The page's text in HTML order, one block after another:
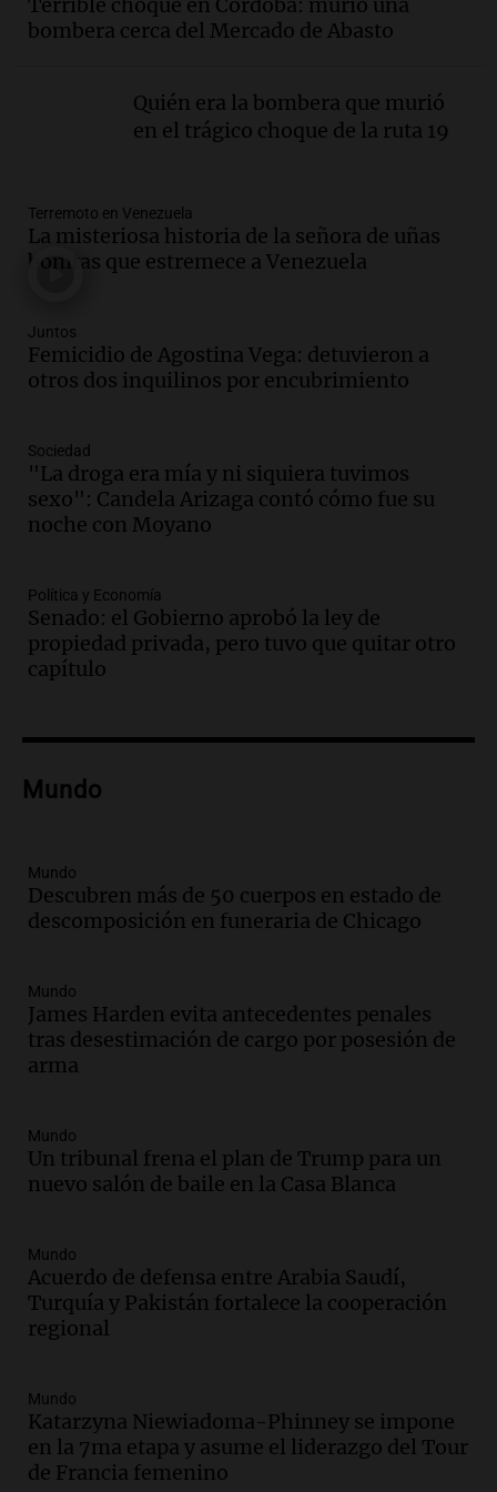
interior, no se aten los rulos | Por
Adrián Simioni
Tras atrincherarse, la intendenta
interina de Villa Santa Cruz del Lago
Episodios
Audio.La justicia investiga una estafa
millonaria a través de una financiera en
Panorama Federal
Episodios
Audio.Cómo serán los desalojos exprés
ley de propiedad privada
Ahora país
Episodios
Audio. Se inaugura la décimo primera
Panorama Federal
Episodios
Audio.Se atrincheró la intendenta
interina de Villa Santa Cruz del Lago
Audio.
Episodios
Audio.La Rioja inicia pago de bonos y
Panorama Federal
Episodios
Audio.Los Tekis presentaron
"Cordillera y Mar" y llenaron de
Juntos
Episodios
Audio.La Expo La Bulaye 2026
Noticias
Episodios
Audio.
Córdoba: destituyeron a la
Juntos
Episodios
Audio.Clases de tango y milonga en la
Confitería El Oriental: una propuesta
bombera cerca del Mercado de Abasto
Quién era la bombera que murió
en el trágico choque de la ruta 19
Terremoto en Venezuela
La misteriosa historia de la señora de uñas
bonitas que estremece a Venezuela
Juntos
Femicidio de Agostina Vega: detuvieron a
otros dos inquilinos por encubrimiento
Sociedad
"La droga era mía y ni siquiera tuvimos
sexo": Candela Arizaga contó cómo fue su
noche con Moyano
Política y Economía
Senado: el Gobierno aprobó la ley de
propiedad privada, pero tuvo que quitar otro
capítulo
Mundo
Mundo
Descubren más de 50 cuerpos en estado de
descomposición en funeraria de Chicago
Mundo
James Harden evita antecedentes penales
tras desestimación de cargo por posesión de
arma
Mundo
Un tribunal frena el plan de Trump para un
nuevo salón de baile en la Casa Blanca
Mundo
Acuerdo de defensa entre Arabia Saudí,
Turquía y Pakistán fortalece la cooperación
regional
Mundo
Katarzyna Niewiadoma-Phinney se impone
en la 7ma etapa y asume el liderazgo del Tour
de Francia femenino